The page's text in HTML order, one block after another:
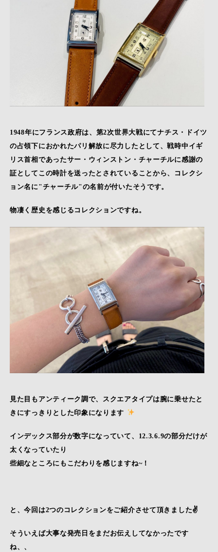
1948年にフランス政府は、第2次世界大戦にてナチス・ドイツ
の占領下におかれたパリ解放に尽力したとして、戦時中イギ
リス首相であったサー・ウィンストン・チャーチルに感謝の
証としてこの時計を送ったとされていることから、コレクシ
ョン名に"チャーチル"の名前が付いたそうです。
物凄く歴史を感じるコレクションですね。
見た目もアンティーク調で、スクエアタイプは腕に乗せたと
きにすっきりとした印象になります
インデックス部分が数字になっていて、12.3.6.9の部分だけが
太くなっていたり
些細なところにもこだわりを感じますね~！
と、今回は2つのコレクションをご紹介させて頂きました✌
そういえば大事な発売日をまだお伝えしてなかったです
ね、、